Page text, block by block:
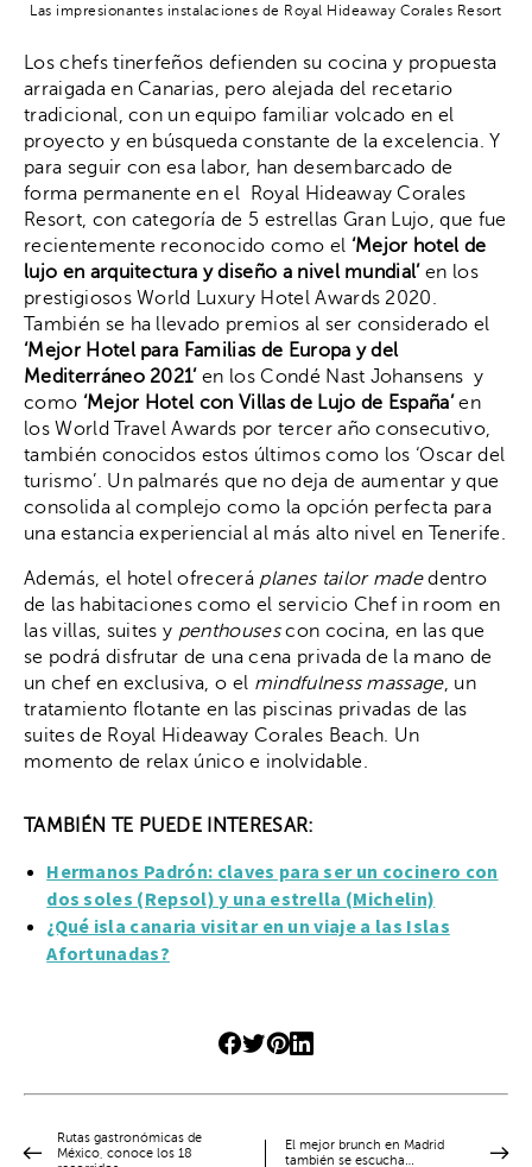
Las impresionantes instalaciones de Royal Hideaway Corales Resort
Los chefs tinerfeños defienden su cocina y propuesta
arraigada en Canarias, pero alejada del recetario
tradicional, con un equipo familiar volcado en el
proyecto y en búsqueda constante de la excelencia. Y
para seguir con esa labor, han desembarcado de
forma permanente en el Royal Hideaway Corales
Resort, con categoría de 5 estrellas Gran Lujo, que fue
recientemente reconocido como el ‘Mejor hotel de
lujo en arquitectura y diseño a nivel mundial’en los
prestigiosos World Luxury Hotel Awards 2020.
También se ha llevado premios al ser considerado el
‘Mejor Hotel para Familias de Europa y del
Mediterráneo 2021’en los Condé Nast Johansens y
como ‘Mejor Hotel con Villas de Lujo de España’en
los World Travel Awards por tercer año consecutivo,
también conocidos estos últimos como los ‘Oscar del
turismo’. Un palmarés que no deja de aumentar y que
consolida al complejo como la opción perfecta para
una estancia experiencial al más alto nivel en Tenerife.
Además, el hotel ofrecerá planes tailor madedentro
de las habitaciones como el servicio Chef in room en
las villas, suites y penthousescon cocina, en las que
se podrá disfrutar de una cena privada de la mano de
un chef en exclusiva, o el mindfulness massage, un
tratamiento flotante en las piscinas privadas de las
suites de Royal Hideaway Corales Beach. Un
momento de relax único e inolvidable.
TAMBIÉN TE PUEDE INTERESAR:
Hermanos Padrón: claves para ser un cocinero con
dos soles (Repsol) y una estrella (Michelin)
¿Qué isla canaria visitar en un viaje a las Islas
Afortunadas?
Rutas gastronómicas de
México, conoce los 18
El mejor brunch en Madrid
también se escucha…